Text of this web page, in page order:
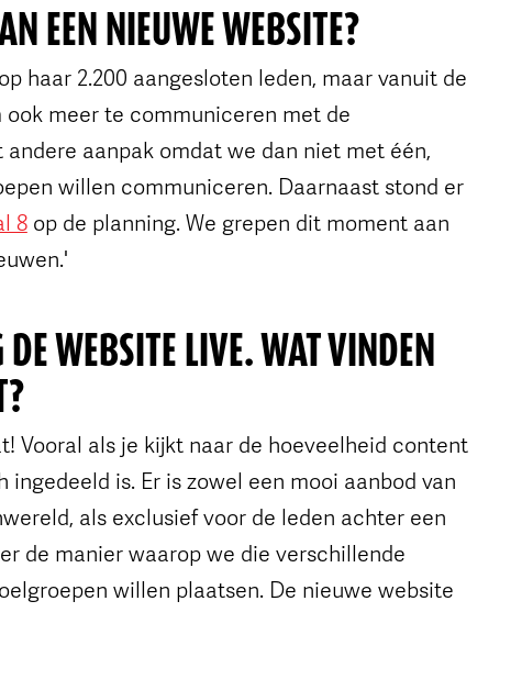
EEN NIEUWE WEBSITE?
haar 2.200 aangesloten leden, maar vanuit de
meer te communiceren met de
aanpak omdat we dan niet met één,
willen communiceren. Daarnaast stond er
8op de planning. We grepen dit moment aan
WEBSITE LIVE. WAT VINDEN
Vooral als je kijkt naar de hoeveelheid content
is. Er is zowel een mooi aanbod van
als exclusief voor de leden achter een
de manier waarop we die verschillende
willen plaatsen. De nieuwe website